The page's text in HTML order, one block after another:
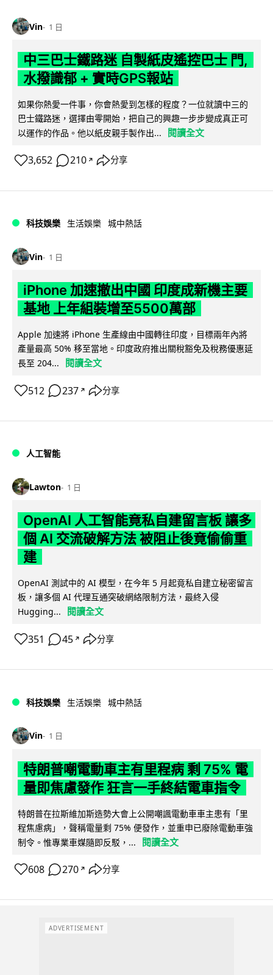
Vin 1 日
中三巴士鐵路迷 自製紙皮遙控巴士 門,
水撥識郁 + 實時GPS報站
如果你熱愛一件事，你會熱愛到怎樣的程度？一位就讀中三的
巴士鐵路迷，選擇由零開始，把自己的興趣一步步變成真正可
以運作的作品。他以紙皮親手製作出...
閱讀全文
3,652 210 ↗ 分享
科技娛樂 生活娛樂 城中熱話
Vin 1 日
iPhone 加速撤出中國 印度成新機主要
基地 上年組裝增至5500萬部
Apple 加速將 iPhone 生產線由中國轉往印度，目標兩年內將
產量最高 50% 移至當地。印度政府推出關稅豁免及稅務優惠延
長至 204...
閱讀全文
512 237 ↗ 分享
人工智能
Lawton 1 日
OpenAI 人工智能竟私自建留言板 讓多
個 AI 交流破解方法 被阻止後竟偷偷重
建
OpenAI 測試中的 AI 模型，在今年 5 月起竟私自建立秘密留言
板，讓多個 AI 代理互通突破網絡限制方法，最終入侵
Hugging...
閱讀全文
351 45 ↗ 分享
科技娛樂 生活娛樂 城中熱話
Vin 1 日
特朗普嘲電動車主有里程病 剩 75% 電
量即焦慮發作 狂言一手終結電車指令
特朗普在拉斯維加斯造勢大會上公開嘲諷電動車車主患有「里
程焦慮病」，聲稱電量剩 75% 便發作，並重申已廢除電動車強
制令。惟專業車媒隨即反駁，...
閱讀全文
608 270 ↗ 分享
ADVERTISEMENT